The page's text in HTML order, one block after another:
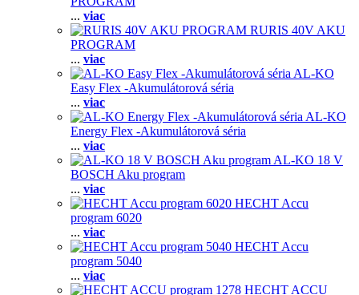
... viac
RURIS 40V AKU
PROGRAM
... viac
AL-KO
Easy Flex -Akumulátorová séria
... viac
AL-KO
Energy Flex -Akumulátorová séria
... viac
AL-KO 18 V
BOSCH Aku program
... viac
HECHT Accu
program 6020
... viac
HECHT Accu
program 5040
... viac
HECHT ACCU